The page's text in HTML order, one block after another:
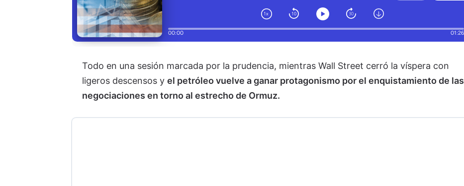
Todo en una sesión marcada por la prudencia, mientras Wall Street cerró la víspera con
ligeros descensos y el petróleo vuelve a ganar protagonismo por el enquistamiento de las
negociaciones en torno al estrecho de Ormuz.